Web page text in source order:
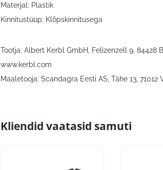
Materjal: Plastik
Kinnitustüüp: Klõpskinnitusega
Tootja: Albert Kerbl GmbH, Felizenzell 9, 84428
www.kerbl.com
Maaletooja: Scandagra Eesti AS, Tähe 13, 71012
Kliendid vaatasid samuti